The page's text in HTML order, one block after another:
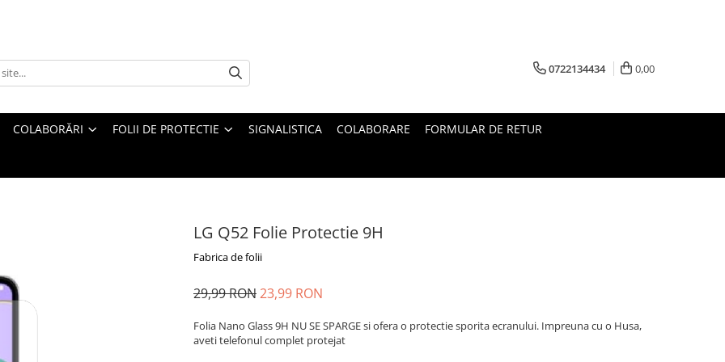
0722134434 0,00
COLABORĂRI FOLII DE PROTECTIE SIGNALISTICA COLABORARE FORMULAR DE RETUR
LG Q52 Folie Protectie 9H
Fabrica de folii
29,99 RON23,99 RON
Folia Nano Glass 9H NU SE SPARGE si ofera o protectie sporita ecranului. Impreuna cu o Husa,
aveti telefonul complet protejat